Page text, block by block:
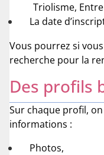
Triolisme,
La date
Vous pourrez si
recherche pour la
Des profils
Sur chaque profil,
informations :
Photos,